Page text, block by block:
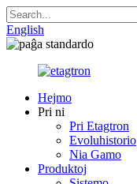
English
Hejmo
Pri ni
Pri Etagtron
Evoluhistorio
Nia Gamo
Produktoj